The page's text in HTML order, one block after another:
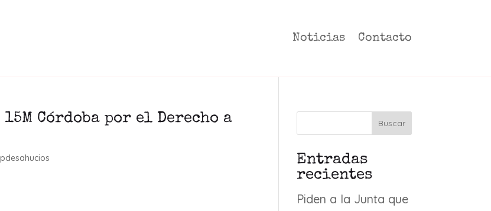
Noticias Contacto
Córdoba por el Derecho a
Buscar
Entradas
recientes
Piden a la Junta que